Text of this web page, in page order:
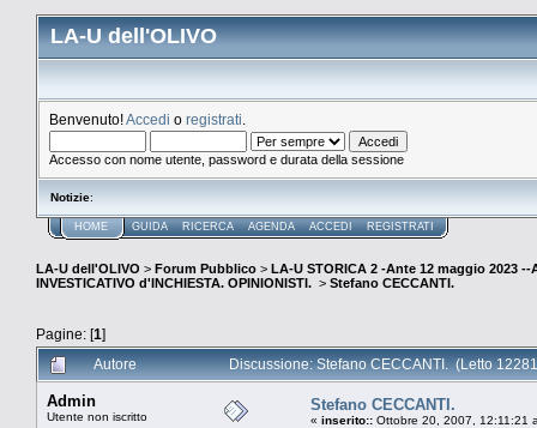
LA-U dell'OLIVO
Benvenuto!Accedi o registrati
Accesso con nome utente, password e durata della sessione
Notizie:
HOME GUIDA RICERCA AGENDA ACCEDI REGISTRATI
LA-U dell'OLIVO > Forum Pubblico > LA-U STORICA 2 -Ante 12 maggio 2023 --
INVESTICATIVO d'INCHIESTA. OPINIONISTI. > Stefano CECCANTI.
Pagine: [1]
Autore
Discussione: Stefano CECCANTI. (Letto
Admin
Utente non iscritto
Stefano CECCANTI.
« inserito:: Ottobre 20, 2007, 12:11:21